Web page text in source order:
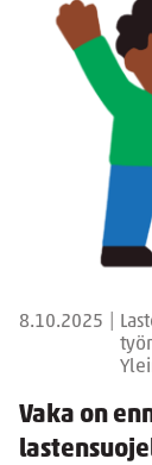
8.10.2025
Vaka on